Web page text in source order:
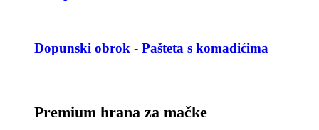
Dopunski obrok - Pašteta s komadićima
Premium hrana za mačke